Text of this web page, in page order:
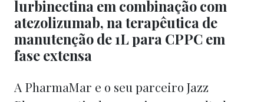
lurbinectina em combinação com
atezolizumab, na terapêutica de
manutenção de 1L para CPPC em
fase extensa
A PharmaMar e o seu parceiro Jazz